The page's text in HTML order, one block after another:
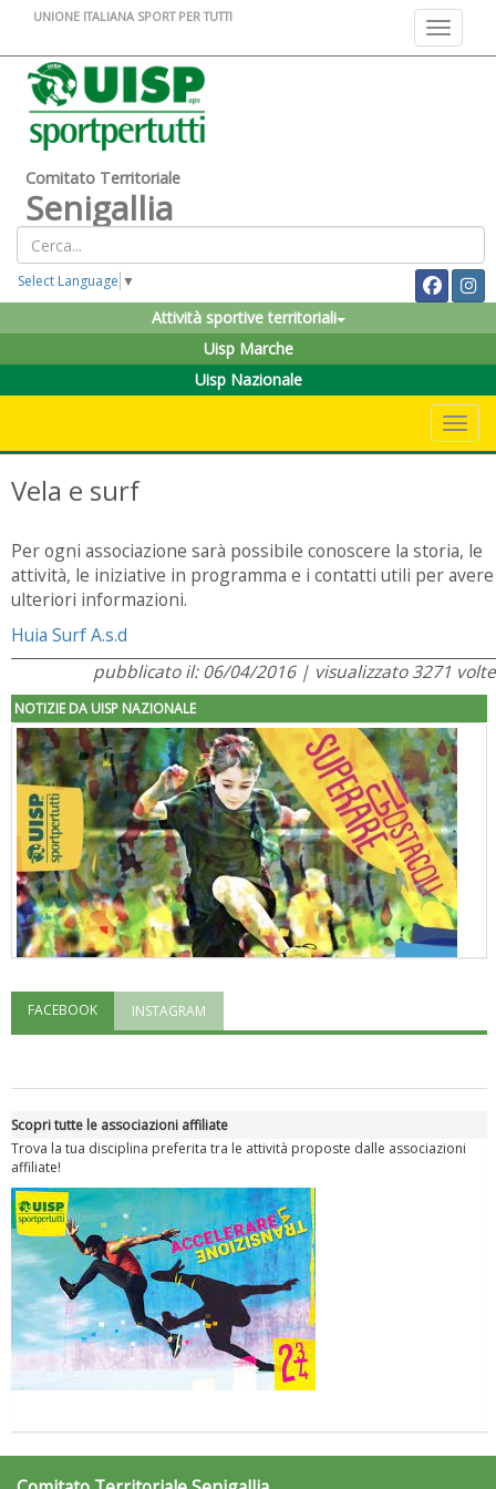
Toggle
UNIONE ITALIANA SPORT PER TUTTI
Comitato Territoriale
Senigallia
Select Language ▼
Attività sportive territoriali
Uisp Marche
Uisp Nazionale
Vela e surf
Per ogni associazione sarà possibile conoscere la storia, le
attività, le iniziative in programma e i contatti utili per avere
ulteriori informazioni.
Huia Surf A.s.d
pubblicato il: 06/04/2016 | visualizzato 3271 volte
NOTIZIE DA UISP NAZIONALE
"Superare gli ostacoli": la relazione di Tiziano Pesce al CN Uisp
Luglio 2026: "Pensando con i piedi, si possono fare le
rivoluzioni"
FACEBOOK INSTAGRAM
Scopri tutte le associazioni affiliate
Trova la tua disciplina preferita tra le attività proposte dalle associazioni
affiliate!